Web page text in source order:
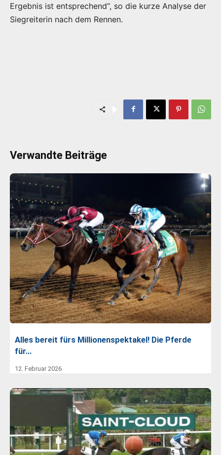
Ergebnis ist entsprechend“, so die kurze Analyse der
Siegreiterin nach dem Rennen.
Verwandte Beiträge
Alles bereit fürs Millionenspektakel! Die Pferde
für…
12. Februar 2026